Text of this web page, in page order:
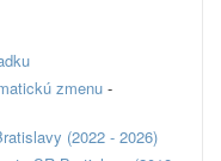
zmenu -
(2022 - 2026)